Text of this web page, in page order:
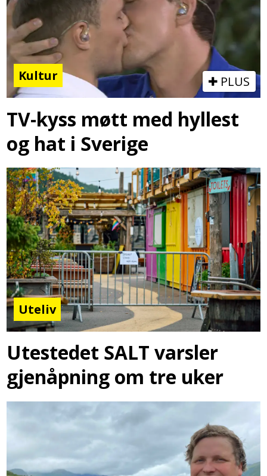
Kultur PLUS
TV-kyss møtt med hyllest
og hat i Sverige
Uteliv
Utestedet SALT varsler
gjenåpning om tre uker